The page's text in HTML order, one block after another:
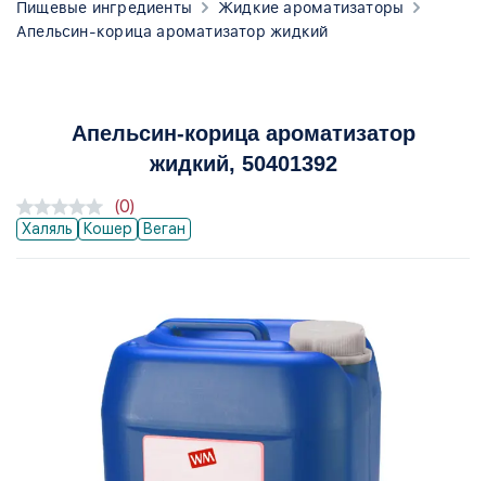
Пищевые ингредиенты
Жидкие ароматизаторы
Апельсин-корица ароматизатор жидкий
Апельсин-корица ароматизатор
жидкий, 50401392
Халяль Кошер Веган
(0)